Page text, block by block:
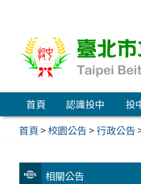
容
區
首頁 認識投中 投
首頁 >校園公告 >行政公告
相關公告